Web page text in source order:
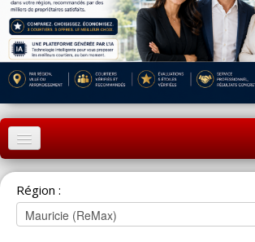
ACCUEIL
MONTRÉAL
QUÉBEC
Région :